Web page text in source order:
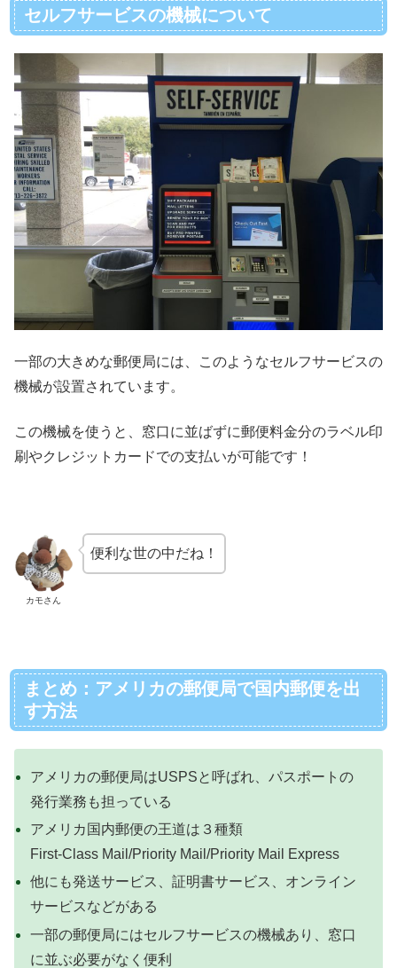
セルフサービスの機械について
一部の大きめな郵便局には、このようなセルフサービスの
機械が設置されています。
この機械を使うと、窓口に並ばずに郵便料金分のラベル印
刷やクレジットカードでの支払いが可能です！
カモさん
便利な世の中だね！
まとめ：アメリカの郵便局で国内郵便を出
す方法
アメリカの郵便局はUSPSと呼ばれ、パスポートの
発行業務も担っている
アメリカ国内郵便の王道は３種類
First-Class Mail/Priority Mail/Priority Mail Express
他にも発送サービス、証明書サービス、オンライン
サービスなどがある
一部の郵便局にはセルフサービスの機械あり、窓口
に並ぶ必要がなく便利